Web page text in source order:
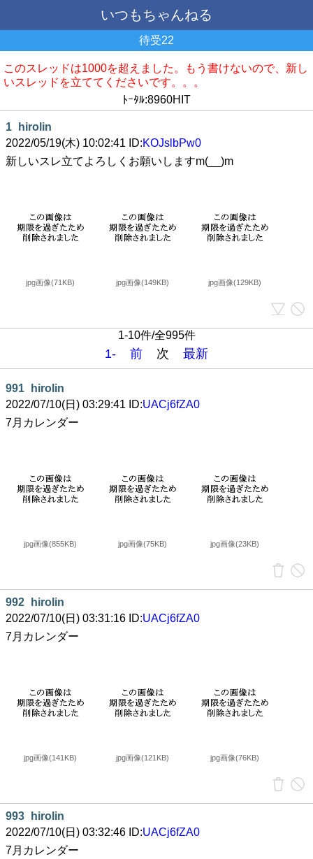
いつもちゃんねる
待受22
このスレッドは1000を超えました。もう書けないので、新し
いスレッドを立ててくださいです。。。
ﾄｰﾀﾙ:8960HIT
1
hirolin
2022/05/19(木) 10:02:41 ID:KOJslbPw0
新しいスレ立てよろしくお願いしますm(__)m
jpg画像(71KB) jpg画像(149KB) jpg画像(129KB)
1-10件/全995件
1- 前 次 最新
991
hirolin
2022/07/10(日) 03:29:41 ID:UACj6fZA0
7月カレンダー
jpg画像(855KB) jpg画像(75KB) jpg画像(23KB)
992
hirolin
2022/07/10(日) 03:31:16 ID:UACj6fZA0
7月カレンダー
jpg画像(141KB) jpg画像(121KB) jpg画像(76KB)
993
hirolin
2022/07/10(日) 03:32:46 ID:UACj6fZA0
7月カレンダー